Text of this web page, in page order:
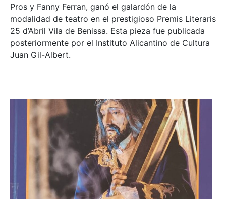
Pros y Fanny Ferran, ganó el galardón de la
modalidad de teatro en el prestigioso Premis Literaris
25 d’Abril Vila de Benissa. Esta pieza fue publicada
posteriormente por el Instituto Alicantino de Cultura
Juan Gil-Albert.